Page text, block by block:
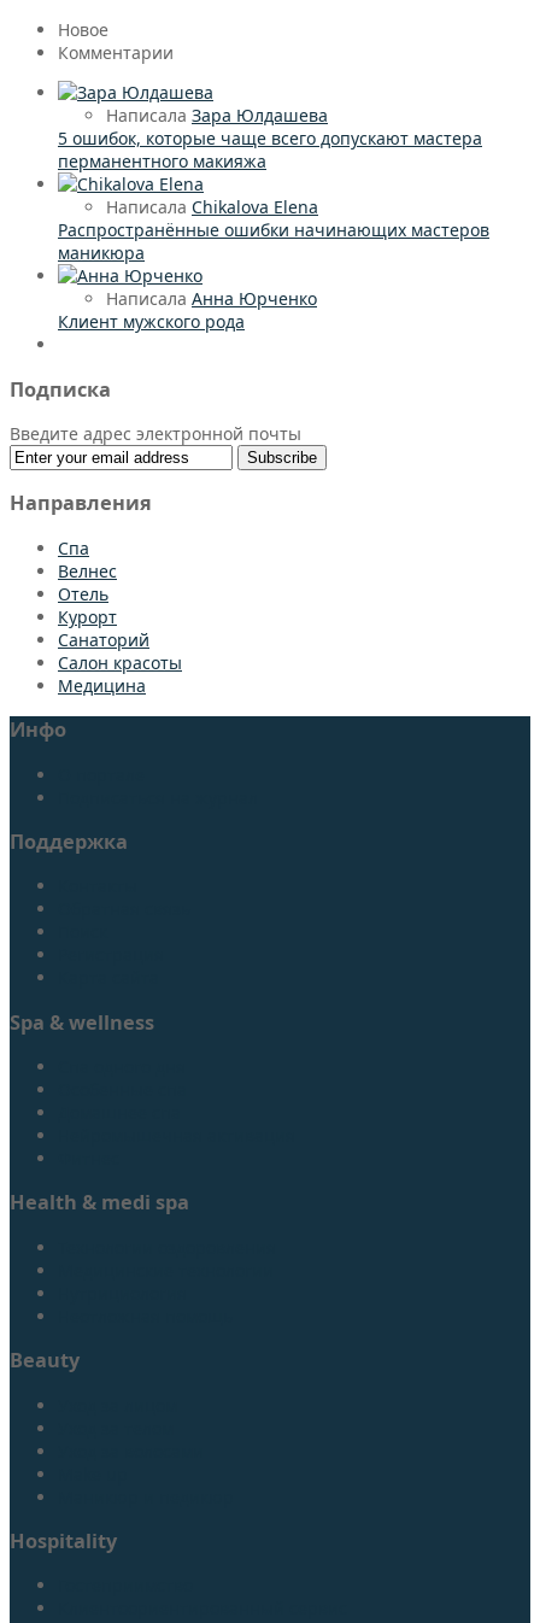
Новое
Комментарии
Написала Зара Юлдашева
5 ошибок, которые чаще всего допускают мастера
перманентного макияжа
Написала Chikalova Elena
Распространённые ошибки начинающих мастеров
маникюра
Написала Анна Юрченко
Клиент мужского рода
Подписка
Введите адрес электронной почты
Направления
Спа
Bелнес
Отель
Курорт
Санаторий
Салон красоты
Медицина
Инфо
Поддержка
Spa & wellness
Health & medi spa
Beauty
Hospitality